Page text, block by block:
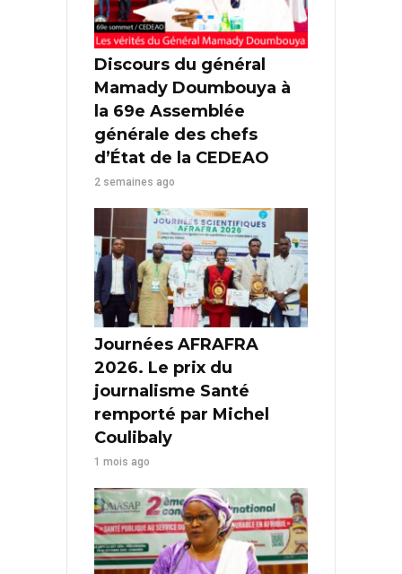
Discours du général
Mamady Doumbouya à
la 69e Assemblée
générale des chefs
d’État de la CEDEAO
2 semaines ago
Journées AFRAFRA
2026. Le prix du
journalisme Santé
remporté par Michel
Coulibaly
1 mois ago